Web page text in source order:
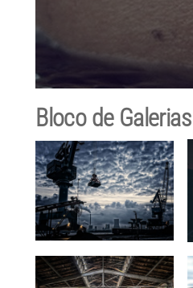
Bloco de Galerias